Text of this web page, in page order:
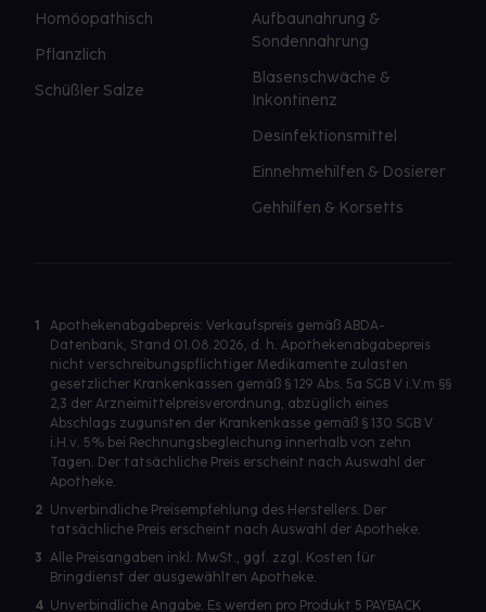
Homöopathisch
Pflanzlich
Schüßler Salze
Aufbaunahrung &
Sondennahrung
Blasenschwäche &
Inkontinenz
Desinfektionsmittel
Einnehmehilfen & Dosierer
Gehhilfen & Korsetts
1
Apothekenabgabepreis: Verkaufspreis gemäß ABDA-
Datenbank, Stand 01.08.2026, d. h. Apothekenabgabepreis
nicht verschreibungspflichtiger Medikamente zulasten
gesetzlicher Krankenkassen gemäß § 129 Abs. 5a SGB V i.V.m §§
2,3 der Arzneimittelpreisverordnung, abzüglich eines
Abschlags zugunsten der Krankenkasse gemäß § 130 SGB V
i.H.v. 5% bei Rechnungsbegleichung innerhalb von zehn
Tagen. Der tatsächliche Preis erscheint nach Auswahl der
Apotheke.
2 Unverbindliche Preisempfehlung des Herstellers. Der
tatsächliche Preis erscheint nach Auswahl der Apotheke.
3 Alle Preisangaben inkl. MwSt., ggf. zzgl. Kosten für
Bringdienst der ausgewählten Apotheke.
4 Unverbindliche Angabe. Es werden pro Produkt 5 PAYBACK